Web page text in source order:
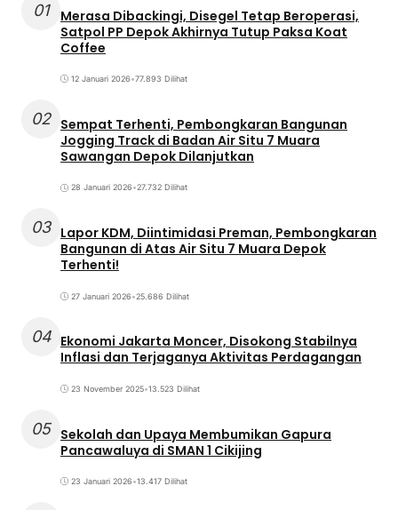
01
Merasa Dibackingi, Disegel Tetap Beroperasi,
Satpol PP Depok Akhirnya Tutup Paksa Koat
Coffee
12 Januari 2026•77.893 Dilihat
02 Sempat Terhenti, Pembongkaran Bangunan
Jogging Track di Badan Air Situ 7 Muara
Sawangan Depok Dilanjutkan
28 Januari 2026•27.732 Dilihat
03 Lapor KDM, Diintimidasi Preman, Pembongkaran
Bangunan di Atas Air Situ 7 Muara Depok
Terhenti!
27 Januari 2026•25.686 Dilihat
04 Ekonomi Jakarta Moncer, Disokong Stabilnya
Inflasi dan Terjaganya Aktivitas Perdagangan
23 November 2025•13.523 Dilihat
05 Sekolah dan Upaya Membumikan Gapura
Pancawaluya di SMAN 1 Cikijing
23 Januari 2026•13.417 Dilihat